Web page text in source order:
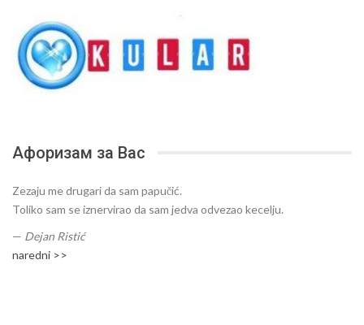
Афоризам за Вас
Zezaju me drugari da sam papučić.
Toliko sam se iznervirao da sam jedva odvezao kecelju.
— Dejan Ristić
naredni >>